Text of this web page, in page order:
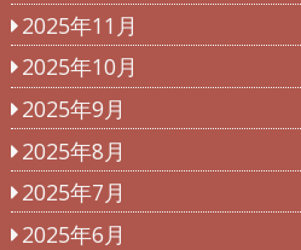
2025年11月
2025年10月
2025年9月
2025年8月
2025年7月
2025年6月